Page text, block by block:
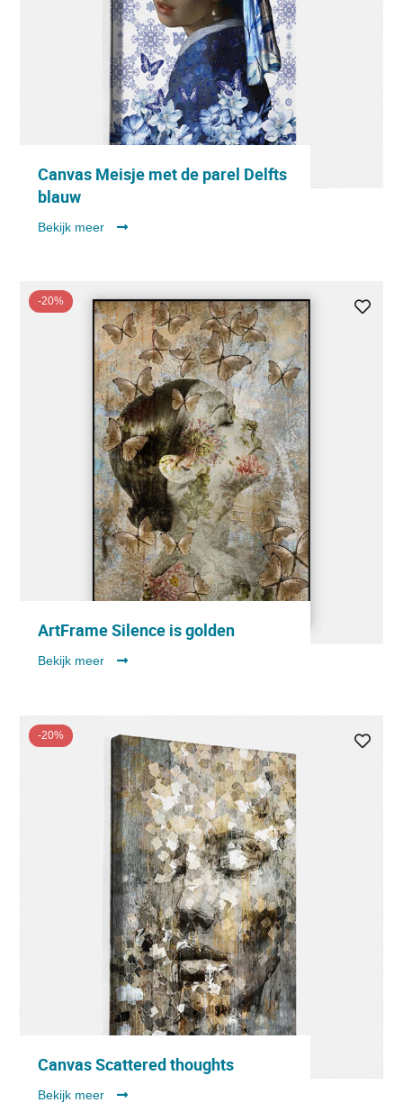
Canvas Meisje met de parel Delfts
blauw
Bekijk meer
-20%
ArtFrame Silence is golden
Bekijk meer
-20%
Canvas Scattered thoughts
Bekijk meer